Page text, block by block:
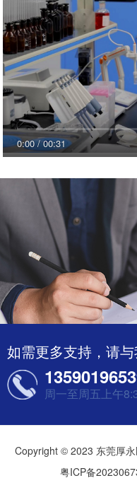
0:00/00:31
如需更多支持，请与
周一至周五上午
Copyright © 2023 东莞厚
粤ICP备